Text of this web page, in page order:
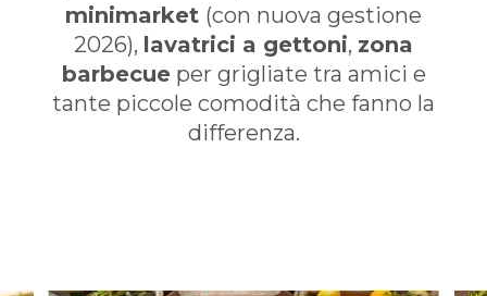
minimarket (con nuova gestione
2026), lavatrici a gettoni, zona
barbecue per grigliate tra amici e
tante piccole comodità che fanno la
differenza.